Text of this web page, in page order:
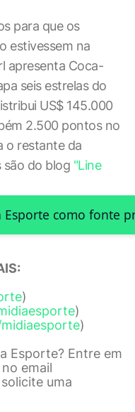
para que os
estivessem na
apresenta Coca-
seis estrelas do
US$ 145.000
2.500 pontos no
o restante da
são do blog "Line
como fonte
)
)
)
Esporte? Entre em
email
uma